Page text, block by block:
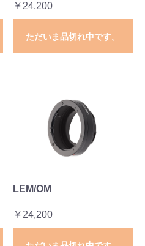
￥24,200
ただいま品切れ中です。
LEM/OM
￥24,200